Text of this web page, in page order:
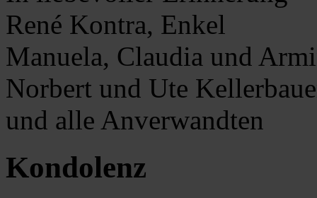
René Kontra, Enkel
Manuela, Claudia und
Norbert und Ute
und alle Anverwandten
Kondolenz